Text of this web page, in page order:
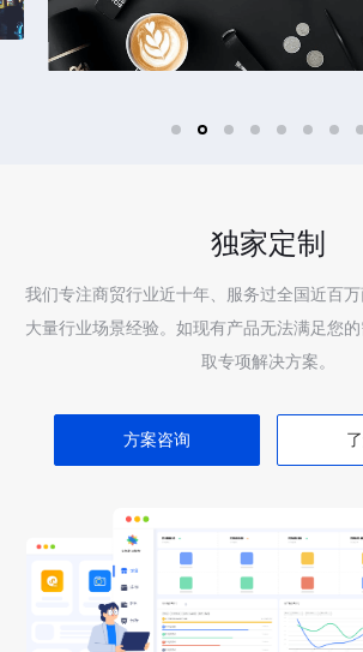
独家定制
我们专注商贸行业近十年、服务过全国近百
大量行业场景经验。如现有产品无法满足您
取专项解决方案。
方案咨询